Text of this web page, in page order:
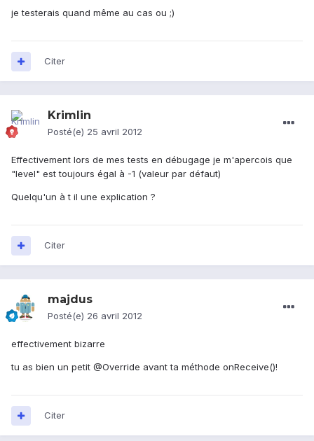
je testerais quand même au cas ou ;)
Citer
Krimlin
Posté(e) 25 avril 2012
Effectivement lors de mes tests en débugage je m'apercois que
"level" est toujours égal à -1 (valeur par défaut)
Quelqu'un à t il une explication ?
Citer
majdus
Posté(e) 26 avril 2012
effectivement bizarre
tu as bien un petit @Override avant ta méthode onReceive()!
Citer